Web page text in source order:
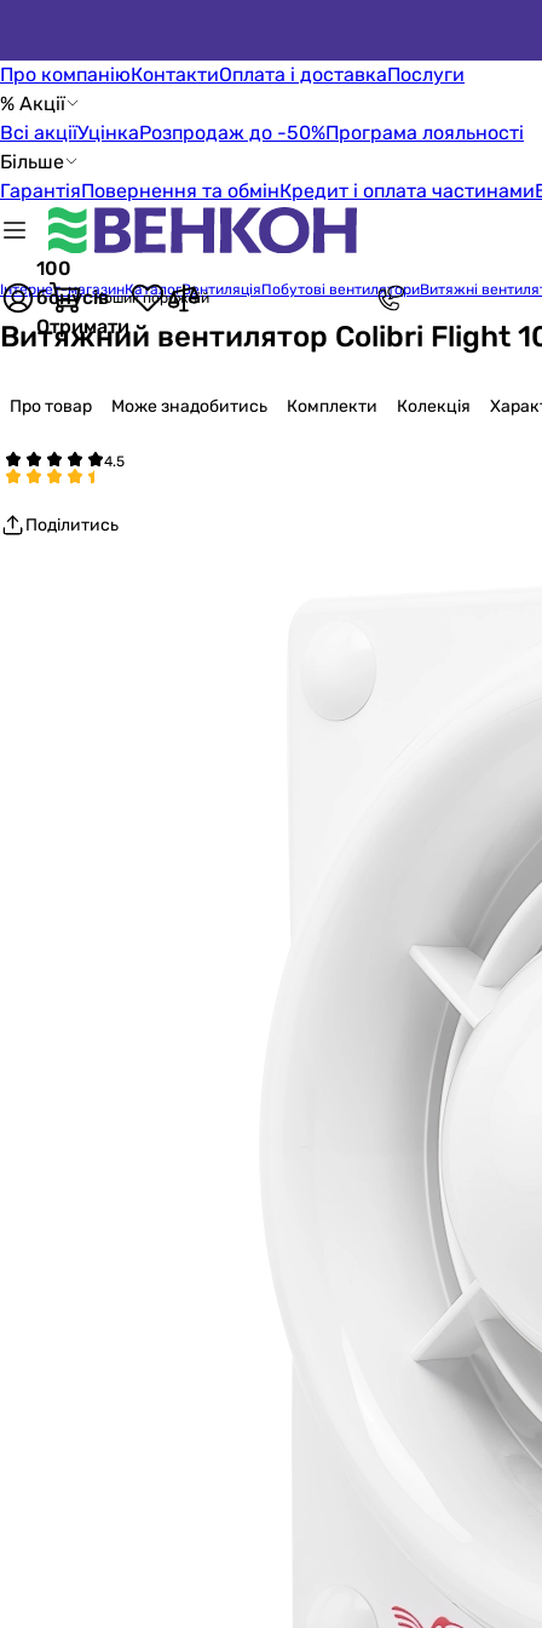
Про компаніюКонтактиОплата і доставкаПослуги
% Акції
Всі акціїУцінкаРозпродаж до -50%Програма лояльності
Більше
ГарантіяПовернення та обмінКредит і оплата частинами
100
бонусів
Отримати
Кошик порожній
Інтернет-магазинКаталогВентиляціяПобутові вентиляториВитяжні
Витяжний вентилятор Colibri Flight
Про товар Може знадобитись Комплекти Колекція
Поділитись